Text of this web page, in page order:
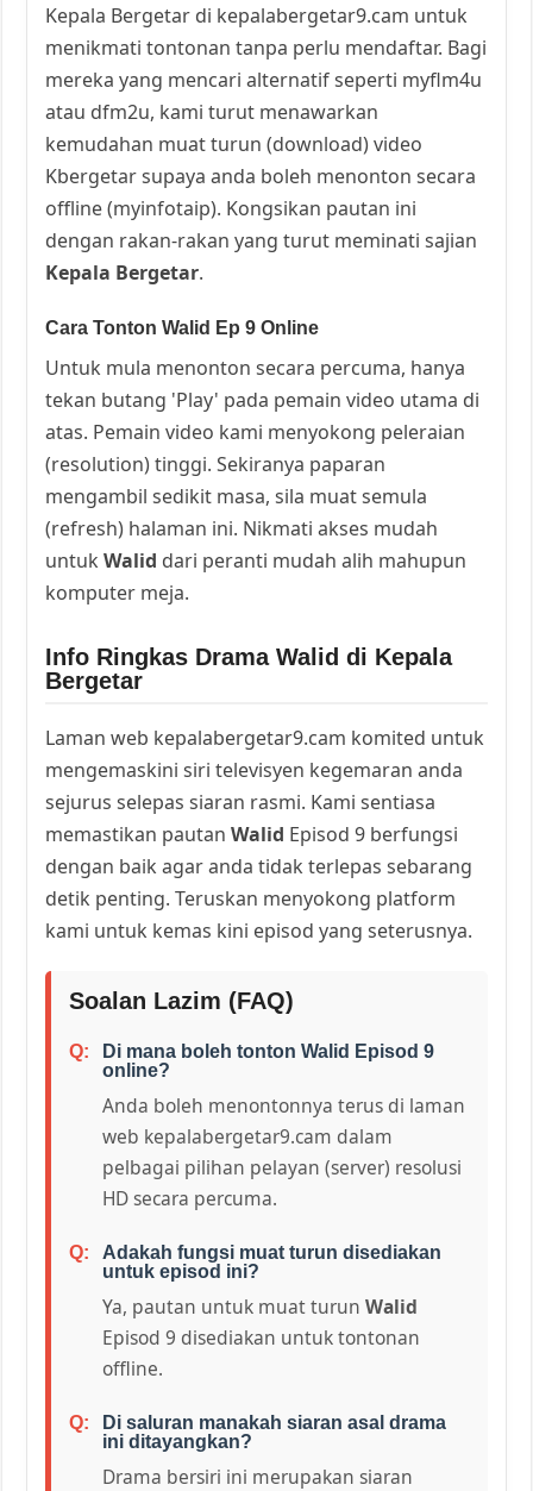
Kepala Bergetar di kepalabergetar9.cam untuk
menikmati tontonan tanpa perlu mendaftar. Bagi
mereka yang mencari alternatif seperti myflm4u
atau dfm2u, kami turut menawarkan
kemudahan muat turun (download) video
Kbergetar supaya anda boleh menonton secara
offline (myinfotaip). Kongsikan pautan ini
dengan rakan-rakan yang turut meminati sajian
Kepala Bergetar.
Cara Tonton Walid Ep 9 Online
Untuk mula menonton secara percuma, hanya
tekan butang 'Play' pada pemain video utama di
atas. Pemain video kami menyokong peleraian
(resolution) tinggi. Sekiranya paparan
mengambil sedikit masa, sila muat semula
(refresh) halaman ini. Nikmati akses mudah
untukWalid dari peranti mudah alih mahupun
komputer meja.
Info Ringkas Drama Walid di Kepala
Bergetar
Laman web kepalabergetar9.cam komited untuk
mengemaskini siri televisyen kegemaran anda
sejurus selepas siaran rasmi. Kami sentiasa
memastikan pautanWalid Episod 9 berfungsi
dengan baik agar anda tidak terlepas sebarang
detik penting. Teruskan menyokong platform
kami untuk kemas kini episod yang seterusnya.
Soalan Lazim (FAQ)
Di mana boleh tonton Walid Episod 9
online?
Anda boleh menontonnya terus di laman
web kepalabergetar9.cam dalam
pelbagai pilihan pelayan (server) resolusi
HD secara percuma.
Adakah fungsi muat turun disediakan
untuk episod ini?
Ya, pautan untuk muat turunWalid
Episod 9 disediakan untuk tontonan
offline.
Di saluran manakah siaran asal drama
ini ditayangkan?
Drama bersiri ini merupakan siaran